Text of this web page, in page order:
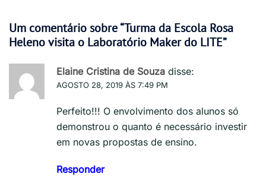
Um comentário sobre “Turma da Escola Rosa
Heleno visita o Laboratório Maker do LITE”
Elaine Cristina de Souza disse:
AGOSTO 28, 2019 ÀS 7:49 PM
Perfeito!!! O envolvimento dos alunos só
demonstrou o quanto é necessário investir
em novas propostas de ensino.
Responder